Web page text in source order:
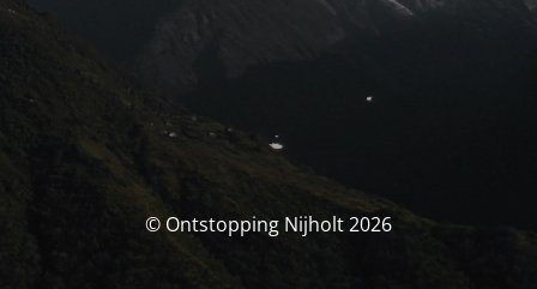
© Ontstopping Nijholt 2026